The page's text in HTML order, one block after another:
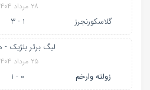
۲۸ مرداد ۱۴۰۴
گلاسکورنجرز 1 - 3
لیگ برتر بلژیک -
۲۵ مرداد ۱۴۰۴
زولته وارخم 0 - 1